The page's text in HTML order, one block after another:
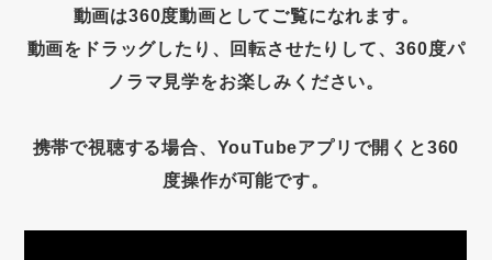
動画は360度動画としてご覧になれます。
動画をドラッグしたり、回転させたりして、360度パ
ノラマ見学をお楽しみください。
携帯で視聴する場合、YouTubeアプリで開くと360
度操作が可能です。